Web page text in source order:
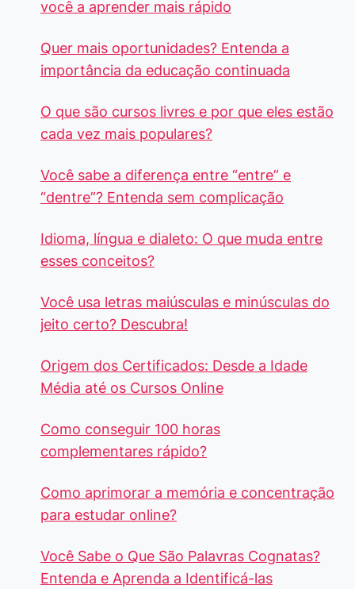
você a aprender mais rápido
Quer mais oportunidades? Entenda a
importância da educação continuada
O que são cursos livres e por que eles estão
cada vez mais populares?
Você sabe a diferença entre “entre” e
“dentre”? Entenda sem complicação
Idioma, língua e dialeto: O que muda entre
esses conceitos?
Você usa letras maiúsculas e minúsculas do
jeito certo? Descubra!
Origem dos Certificados: Desde a Idade
Média até os Cursos Online
Como conseguir 100 horas
complementares rápido?
Como aprimorar a memória e concentração
para estudar online?
Você Sabe o Que São Palavras Cognatas?
Entenda e Aprenda a Identificá-las